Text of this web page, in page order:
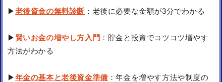
▶ 老後資金の無料診断 ：老後に必要な金額が3分でわかる
▶ 賢いお金の増やし方入門 ：貯金と投資でコツコツ増やす
方法がわかる
▶ 年金の基本と老後資金準備 ：年金を増やす方法や制度の